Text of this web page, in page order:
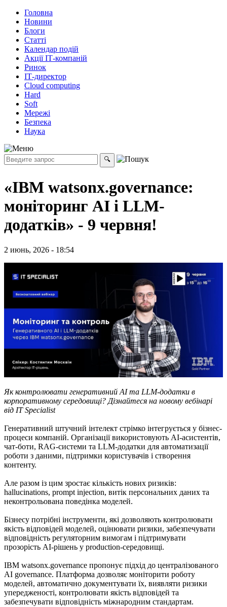
Головна
Новини
Блоги
Статті
Календар подій
Акції ІТ-компаній
Ринок
ІТ-директор
Cloud computing
Hard
Soft
Мережі
Безпека
Наука
«IBM watsonx.governance:
моніторинг AI і LLM-
додатків» - 9 червня!
2 июнь, 2026 - 18:54
Як контролювати генеративний AI та LLM-додатки в
корпоративному середовищі? Дізнайтеся на новому вебінарі
від IT Specialist
Генеративний штучний інтелект стрімко інтегрується у бізнес-
процеси компаній. Організації використовують AI-асистентів,
чат-боти, RAG-системи та LLM-додатки для автоматизації
роботи з даними, підтримки користувачів і створення
контенту.
Але разом із цим зростає кількість нових ризиків:
hallucinations, prompt injection, витік персональних даних та
неконтрольована поведінка моделей.
Бізнесу потрібні інструменти, які дозволяють контролювати
якість відповідей моделей, оцінювати ризики, забезпечувати
відповідність регуляторним вимогам і підтримувати
прозорість AI-рішень у production-середовищі.
IBM watsonx.governance пропонує підхід до централізованого
AI governance. Платформа дозволяє моніторити роботу
моделей, автоматично документувати їх, виявляти ризики
упередженості, контролювати якість відповідей та
забезпечувати відповідність міжнародним стандартам.